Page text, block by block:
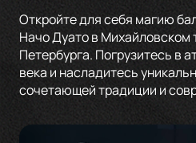
Откройте для себя магию
Начо Дуато в Михайловском
Петербурга. Погрузитесь в
века и насладитесь
сочетающей традиции и